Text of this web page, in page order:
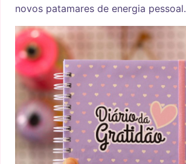
novos patamares de energia pessoal.